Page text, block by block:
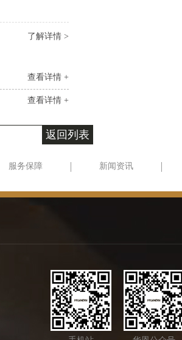
了解详情 >
查看详情 +
查看详情 +
返回列表
服务保障 新闻资讯